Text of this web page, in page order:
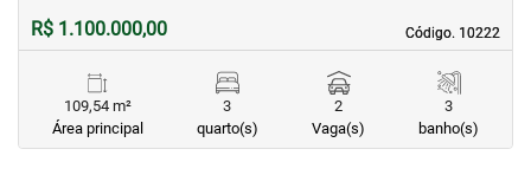
Código. 10222
Código. 10222
R$ 1.100.000,00
109,54 m²
Área principal
3
quarto(s)
2
Vaga(s)
3
banho(s)